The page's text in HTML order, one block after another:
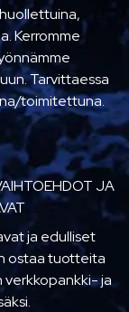
Kerromme
Tarvittaessa
toimitettuna.
JA
ja edulliset
ostaa tuotteita
verkkopankki- ja